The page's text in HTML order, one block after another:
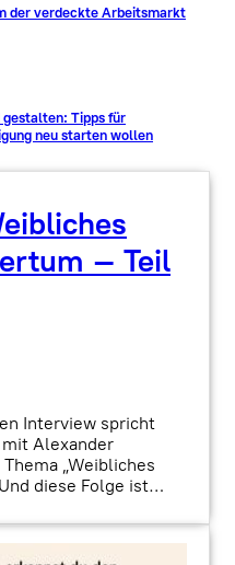
der verdeckte Arbeitsmarkt
gestalten: Tipps für
neu starten wollen
– Teil
Interview spricht
Alexander
„Weibliches
diese Folge ist…